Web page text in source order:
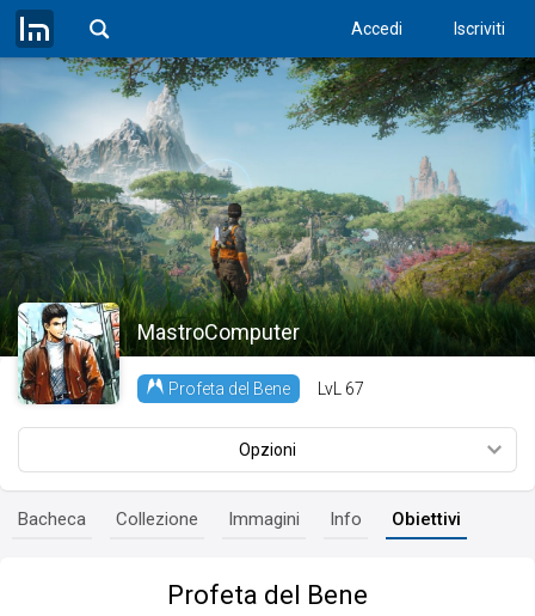
Accedi Iscriviti
MastroComputer
Profeta del Bene LvL 67
Opzioni
Bacheca Collezione Immagini Info Obiettivi
Profeta del Bene